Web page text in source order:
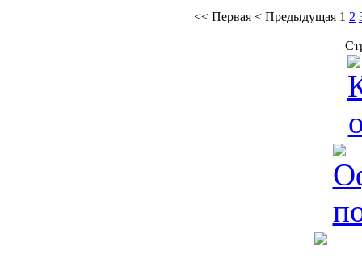
<< Первая < Предыдущая 1 2